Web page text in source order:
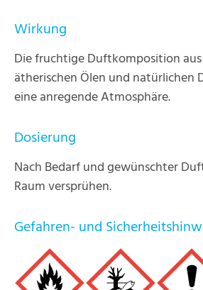
Wirkung
Die fruchtige Duftkomposition
ätherischen Ölen und natürlichen
eine anregende Atmosphäre.
Dosierung
Nach Bedarf und gewünschter
Raum versprühen.
Gefahren- und